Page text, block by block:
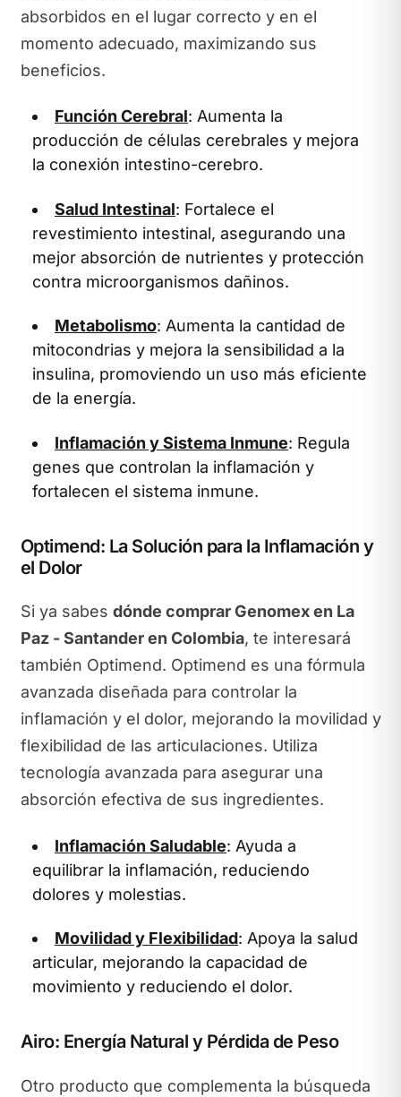
absorbidos en el lugar correcto y en el
momento adecuado, maximizando sus
beneficios.
Función Cerebral: Aumenta la
producción de células cerebrales y mejora
la conexión intestino-cerebro.
Salud Intestinal: Fortalece el
revestimiento intestinal, asegurando una
mejor absorción de nutrientes y protección
contra microorganismos dañinos.
Metabolismo: Aumenta la cantidad de
mitocondrias y mejora la sensibilidad a la
insulina, promoviendo un uso más eficiente
de la energía.
Inflamación y Sistema Inmune: Regula
genes que controlan la inflamación y
fortalecen el sistema inmune.
Optimend: La Solución para la Inflamación y
el Dolor
Si ya sabes dónde comprar Genomex en La
Paz - Santander en Colombia, te interesará
también Optimend. Optimend es una fórmula
avanzada diseñada para controlar la
inflamación y el dolor, mejorando la movilidad y
flexibilidad de las articulaciones. Utiliza
tecnología avanzada para asegurar una
absorción efectiva de sus ingredientes.
Inflamación Saludable: Ayuda a
equilibrar la inflamación, reduciendo
dolores y molestias.
Movilidad y Flexibilidad: Apoya la salud
articular, mejorando la capacidad de
movimiento y reduciendo el dolor.
Airo: Energía Natural y Pérdida de Peso
Otro producto que complementa la búsqueda